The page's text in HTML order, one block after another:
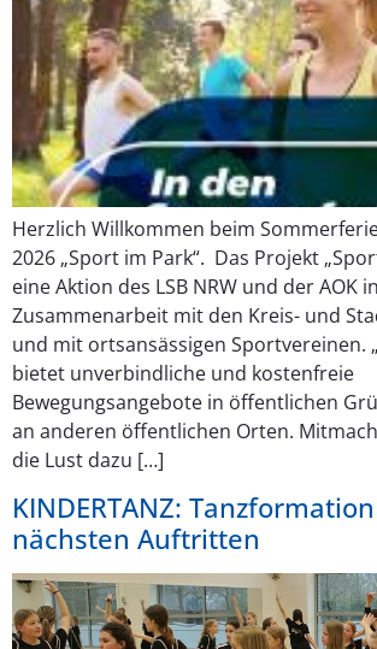
Herzlich Willkommen beim
2026 „Sport im Park“. Das Projekt
eine Aktion des LSB NRW und der AOK in
Zusammenarbeit mit den Kreis- und
und mit ortsansässigen Sportvereinen.
bietet unverbindliche und kostenfreie
Bewegungsangebote in öffentlichen
an anderen öffentlichen Orten.
die Lust dazu […]
KINDERTANZ:
nächsten Auftritten